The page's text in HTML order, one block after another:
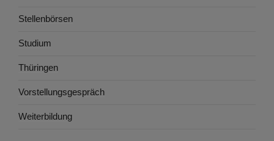
Stellenbörsen
Studium
Thüringen
Vorstellungsgespräch
Weiterbildung